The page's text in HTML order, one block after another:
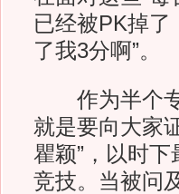
已经被PK掉了
了我3分啊”。
作为半个专
就是要向大家
瞿颖”，以时
竞技。当被问